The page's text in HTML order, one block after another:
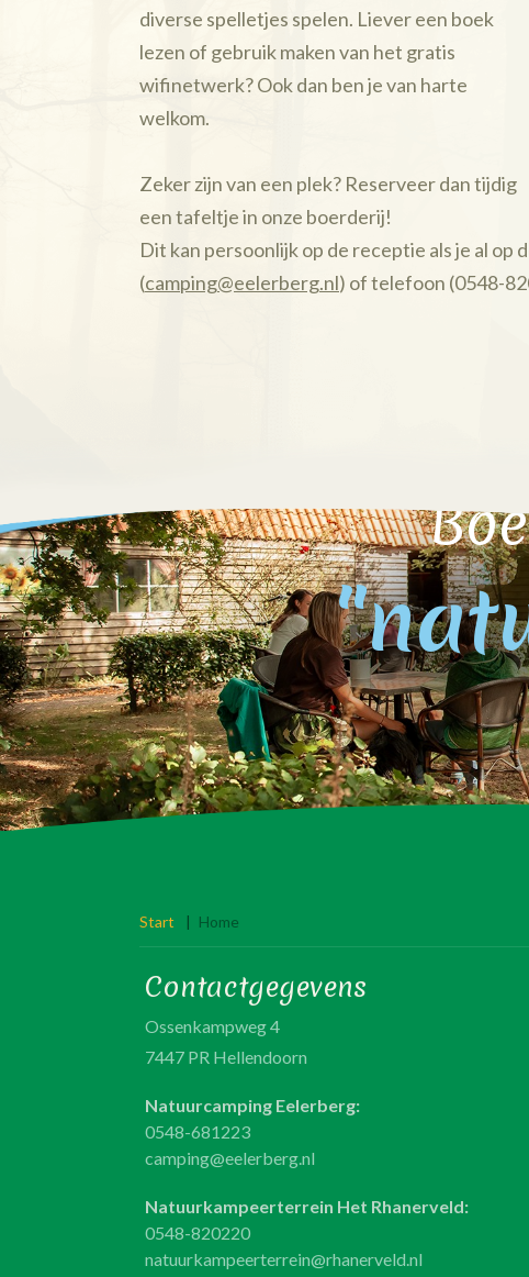
diverse spelletjes spelen. Liever een boek
lezen of gebruik maken van het gratis
wifinetwerk? Ook dan ben je van harte
welkom.
Zeker zijn van een plek? Reserveer dan tijdig
een tafeltje in onze boerderij!
Dit kan persoonlijk op de receptie als je al op
(camping@eelerberg.nl) of telefoon (0548-
Start | Home
Contactgegevens
Ossenkampweg 4
7447 PR Hellendoorn
Natuurcamping Eelerberg:
0548-681223
camping@eelerberg.nl
Natuurkampeerterrein Het Rhanerveld:
0548-820220
natuurkampeerterrein@rhanerveld.nl